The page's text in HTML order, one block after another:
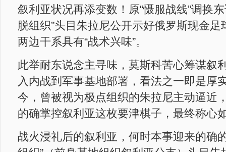
叙利亚状况再添变数！原“慑服战线”调换
脱组织”头目朱拉尼公开示好俄罗斯现金
两边干系具有“战术兴味”。
此举耐东说念主寻味，莫斯科苦心筹谋叙
入内战到军事基地部署，看法之一即是厚
今，曾被视为极点组织的朱拉尼主动逼近
的确掌控叙利亚这枚要津棋子，最终称心
战火浸礼后的叙利亚，何时本事迎来的确